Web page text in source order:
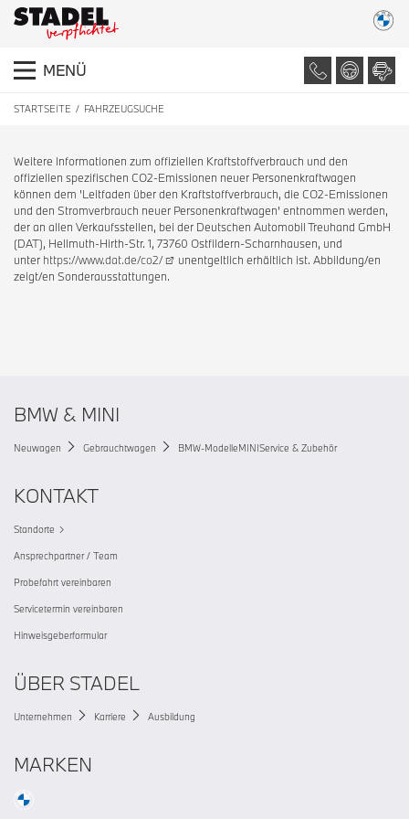
MENÜ
STARTSEITE FAHRZEUGSUCHE
Weitere Informationen zum offiziellen Kraftstoffverbrauch und den
offiziellen spezifischen CO2-Emissionen neuer Personenkraftwagen
können dem 'Leitfaden über den Kraftstoffverbrauch, die CO2-Emissionen
und den Stromverbrauch neuer Personenkraftwagen' entnommen werden,
der an allen Verkaufsstellen, bei der Deutschen Automobil Treuhand GmbH
(DAT), Hellmuth-Hirth-Str. 1, 73760 Ostfildern-Scharnhausen, und
unter https://www.dat.de/co2/
unentgeltlich erhältlich ist. Abbildung/en
zeigt/en Sonderausstattungen.
BMW & MINI
Neuwagen Gebrauchtwagen BMW-ModelleMINIService & Zubehör
KONTAKT
Standorte
Ansprechpartner / Team
Probefahrt vereinbaren
Servicetermin vereinbaren
Hinweisgeberformular
ÜBER STADEL
Unternehmen Karriere Ausbildung
MARKEN